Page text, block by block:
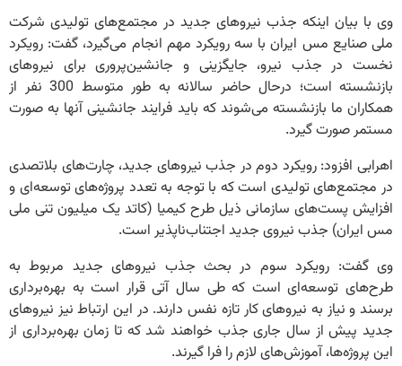
وی با بیان اینکه جذب نیروهای جدید در مجتمع‌های تولیدی شرکت
ملی صنایع مس ایران با سه رویکرد مهم انجام می‌گیرد، گفت: رویکرد
نخست در جذب نیرو، جایگزینی و جانشین‌پروری برای نیروهای
بازنشسته است؛ درحال حاضر سالانه به طور متوسط 300 نفر از
همکاران ما بازنشسته می‌شوند که باید فرایند جانشینی آنها به صورت
مستمر صورت گیرد.
اهرابی افزود: رویکرد دوم در جذب نیروهای جدید، چارت‌های بلاتصدی
در مجتمع‌های تولیدی است که با توجه به تعدد پروژه‌های توسعه‌ای و
افزایش پست‌های سازمانی ذیل طرح کیمیا (کاتد یک میلیون تنی ملی
مس ایران) جذب نیروی جدید اجتناب‌ناپذیر است.
وی گفت: رویکرد سوم در بحث جذب نیروهای جدید مربوط به
طرح‌های توسعه‌ای است که طی سال آتی قرار است به بهره‌برداری
برسند و نیاز به نیروهای کار تازه نفس دارند. در این ارتباط نیز نیروهای
جدید پیش از سال جاری جذب خواهند شد که تا زمان بهره‌برداری از
این پروژه‌ها، آموزش‌های لازم را فرا گیرند.